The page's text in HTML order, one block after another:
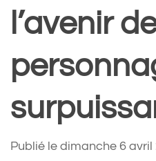
l’avenir
Publié le dimanche 6 avril